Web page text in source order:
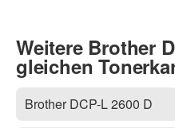
Weitere Brother
gleichen
Brother DCP-L 2600 D